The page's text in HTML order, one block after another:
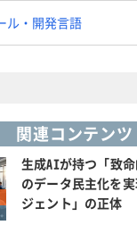
ル・開発言語
関連コンテンツ
生成AIが持つ「致
のデータ民主化を
ジェント」の正体